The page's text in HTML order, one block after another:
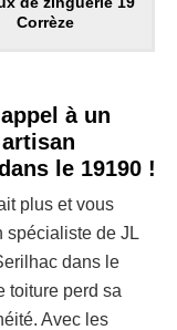
Corrèze
à un
le 19190 !
plus et vous
spécialiste de JL
dans le
toiture perd sa
Avec les